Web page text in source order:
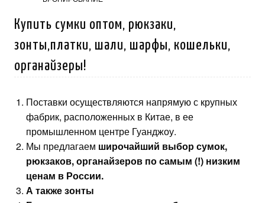
Купить сумки оптом, рюкзаки,
зонты,платки, шали, шарфы, кошельки,
органайзеры!
Поставки осуществляются напрямую с крупных
фабрик, расположенных в Китае, в ее
промышленном центре Гуанджоу.
Мы предлагаем широчайший выбор сумок,
рюкзаков, органайзеров по самым (!) низким
ценам в России.
А также зонты